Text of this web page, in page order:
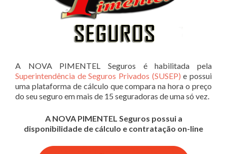
A NOVA PIMENTEL Seguros é habilitada pela
Superintendência de Seguros Privados (SUSEP) e possui
uma plataforma de cálculo que compara na hora o preço
do seu seguro em mais de 15 seguradoras de uma só vez.
A NOVA PIMENTEL Seguros possui a
disponibilidade de cálculo e contratação on-line